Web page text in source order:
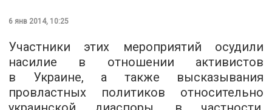
6 янв 2014, 10:25
Участники этих мероприятий осудили
насилие в отношении активистов
в Украине, а также высказывания
провластных политиков относительно